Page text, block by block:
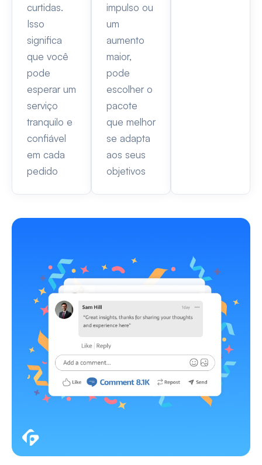
curtidas.
Isso
significa
que você
pode
esperar um
serviço
tranquilo e
confiável
em cada
pedido
impulso ou
um
aumento
maior,
pode
escolher o
pacote
que melhor
se adapta
aos seus
objetivos